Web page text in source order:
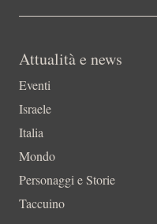
Attualità e news
Eventi
Israele
Italia
Mondo
Personaggi e Storie
Taccuino